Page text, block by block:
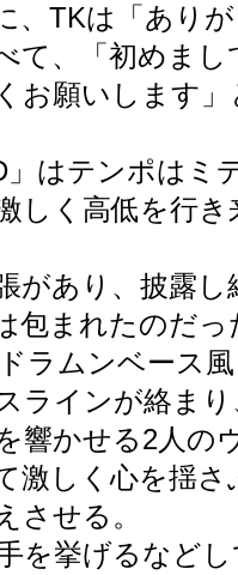
、TKは「あり
て、「初めま
お願いします
」はテンポはミ
しく高低を行
があり、披露し
包まれたのだっ
ドラムンベース
ラインが絡ま
響かせる2人の
激しく心を揺さ
させる。
を挙げるなど